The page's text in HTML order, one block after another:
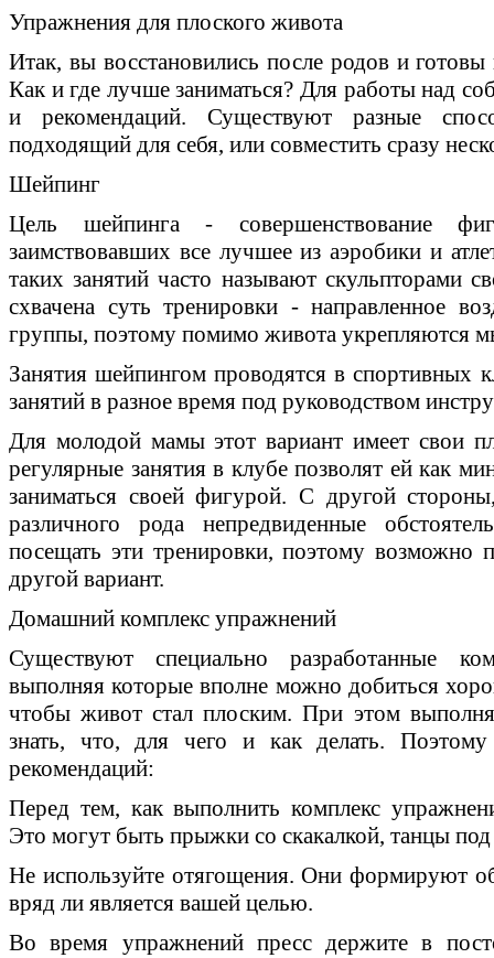
Упражнения для плоского живота
Итак, вы восстановились после родов и
Как и где лучше заниматься? Для работы над
и рекомендаций. Существуют разные
подходящий для себя, или совместить сразу
Шейпинг
Цель шейпинга - совершенствование
заимствовавших все лучшее из аэробики и
таких занятий часто называют скульпторами
схвачена суть тренировки - направленное
группы, поэтому помимо живота укрепляются
Занятия шейпингом проводятся в спортивных
занятий в разное время под руководством
Для молодой мамы этот вариант имеет свои
регулярные занятия в клубе позволят ей как
заниматься своей фигурой. С другой
различного рода непредвиденные
посещать эти тренировки, поэтому возможно
другой вариант.
Домашний комплекс упражнений
Существуют специально разработанные
выполняя которые вполне можно добиться
чтобы живот стал плоским. При этом
знать, что, для чего и как делать. Поэтому
рекомендаций:
Перед тем, как выполнить комплекс
Это могут быть прыжки со скакалкой, танцы
Не используйте отягощения. Они формируют
вряд ли является вашей целью.
Во время упражнений пресс держите в